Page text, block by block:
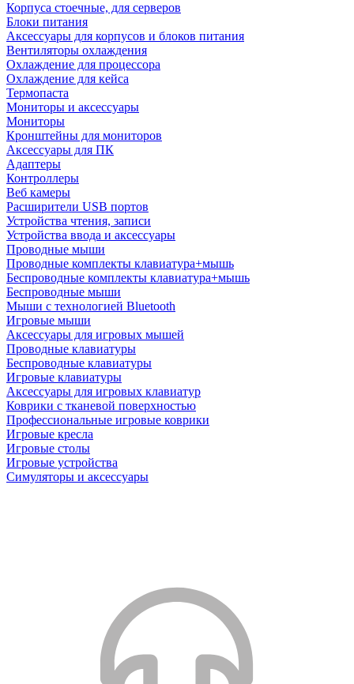
Корпуса стоечные, для серверов
Блоки питания
Аксессуары для корпусов и блоков питания
Вентиляторы охлаждения
Охлаждение для процессора
Охлаждение для кейса
Термопаста
Мониторы и аксессуары
Мониторы
Кронштейны для мониторов
Аксессуары для ПК
Адаптеры
Контроллеры
Веб камеры
Расширители USB портов
Устройства чтения, записи
Устройства ввода и аксессуары
Проводные мыши
Проводные комплекты клавиатура+мышь
Беспроводные комплекты клавиатура+мышь
Беспроводные мыши
Мыши с технологией Bluetooth
Игровые мыши
Аксессуары для игровых мышей
Проводные клавиатуры
Беспроводные клавиатуры
Игровые клавиатуры
Аксессуары для игровых клавиатур
Коврики с тканевой поверхностью
Профессиональные игровые коврики
Игровые кресла
Игровые столы
Игровые устройства
Симуляторы и аксессуары